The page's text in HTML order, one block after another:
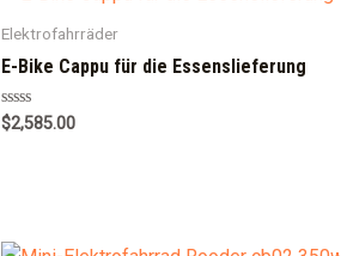
Elektrofahrräder
E-Bike Cappu für die Essenslieferung
Rated
0
$2,585.00